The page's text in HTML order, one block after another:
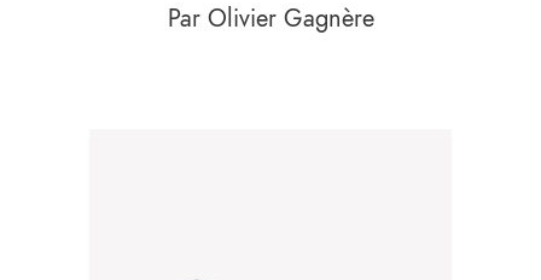
Par Olivier Gagnère